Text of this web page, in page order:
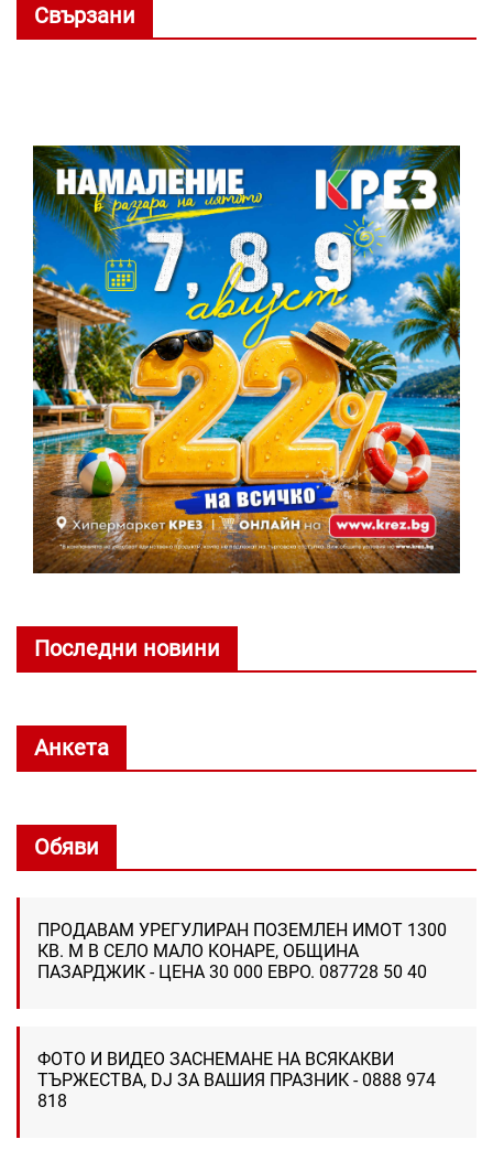
Свързани
Последни новини
Анкета
Обяви
ПРОДАВАМ УРЕГУЛИРАН ПОЗЕМЛЕН ИМОТ 1300
КВ. М В СЕЛО МАЛО КОНАРЕ, ОБЩИНА
ПАЗАРДЖИК - ЦЕНА 30 000 ЕВРО. 087728 50 40
ФОТО И ВИДЕО ЗАСНЕМАНЕ НА ВСЯКАКВИ
ТЪРЖЕСТВА, DJ ЗА ВАШИЯ ПРАЗНИК - 0888 974
818